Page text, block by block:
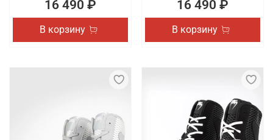
16 490 ₽
В корзину
16 490 ₽
В корзину